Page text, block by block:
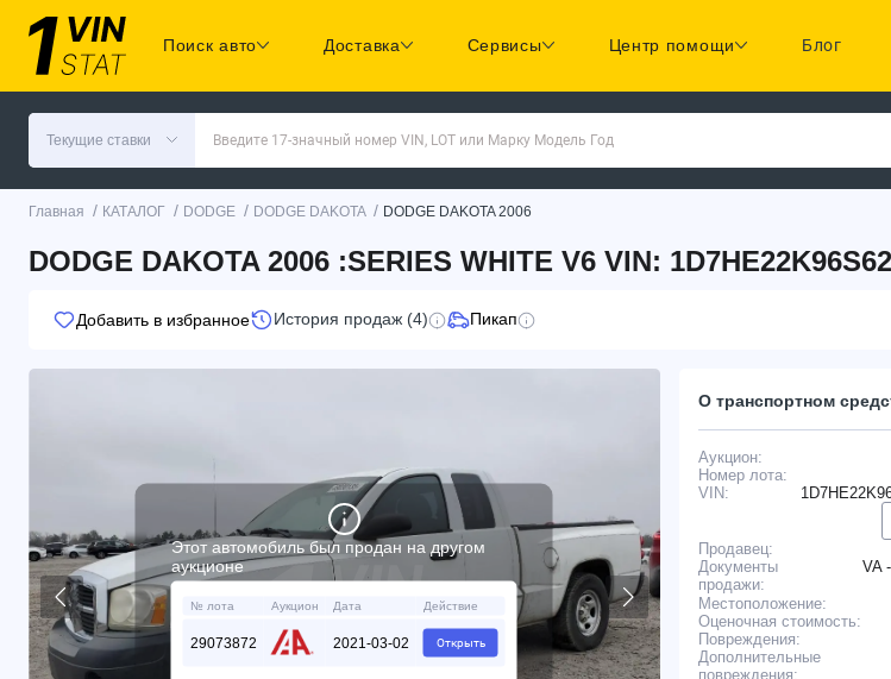
Поиск авто Доставка Сервисы Центр помощи Блог
Текущие ставки Введите 17-значный номер VIN, LOT или Марку Модель Год
Главная / КАТАЛОГ / DODGE / DODGE DAKOTA / DODGE DAKOTA 2006
DODGE DAKOTA 2006 :SERIES WHITE V6 VIN:
Добавить в избранное История продаж (4) Пикап
Этот автомобиль был продан на другом
аукционе
№ лота Аукцион Дата Действие
29073872 2021-03-02 Открыть
О транспортном
Аукцион:
Номер лота:
VIN:
Продавец:
Документы
продажи:
VA
Местоположение:
Оценочная стоимость:
Повреждения:
Дополнительные
повреждения: